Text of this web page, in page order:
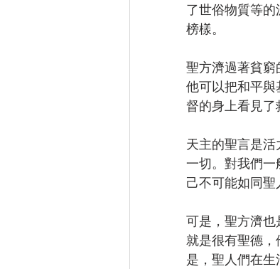
了世俗物質等
榜樣。
聖方濟過著貧
他可以把和平
督的身上看見了
天主的聖言是
一切。對我們
己不可能如同聖
可是，聖方濟
就是很有聖德
是，聖人們在生